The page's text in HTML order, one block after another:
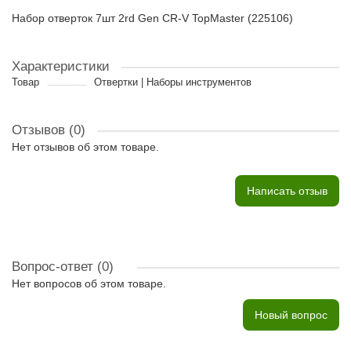
Набор отверток 7шт 2rd Gen CR-V TopMaster (225106)
Характеристики
Товар Отвертки | Наборы инструментов
Отзывов (0)
Нет отзывов об этом товаре.
Написать отзыв
Вопрос-ответ (0)
Нет вопросов об этом товаре.
Новый вопрос